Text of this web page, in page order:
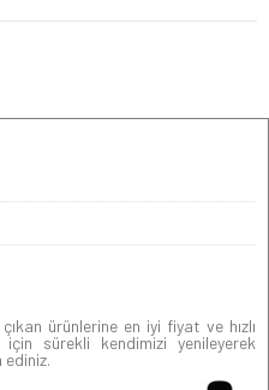
ürünlerine en iyi fiyat ve hızlı
sürekli kendimizi yenileyerek
ediniz.